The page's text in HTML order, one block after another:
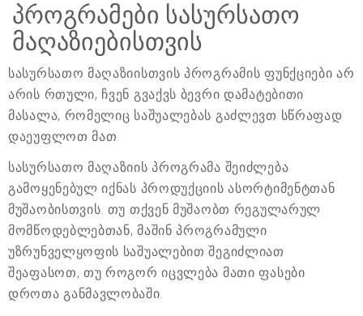
პროგრამები სასურსათო
მაღაზიებისთვის
სასურსათო მაღაზიისთვის პროგრამის ფუნქციები არ
არის რთული, ჩვენ გვაქვს ბევრი დამატებითი
მასალა, რომელიც საშუალებას გაძლევთ სწრაფად
დაეუფლოთ მათ.
სასურსათო მაღაზიის პროგრამა შეიძლება
გამოყენებულ იქნას პროდუქციის ასორტიმენტთან
მუშაობისთვის. თუ თქვენ მუშაობთ რეგულარულ
მომწოდებლებთან, მაშინ პროგრამული
უზრუნველყოფის საშუალებით შეგიძლიათ
შეაფასოთ, თუ როგორ იცვლება მათი ფასები
დროთა განმავლობაში.